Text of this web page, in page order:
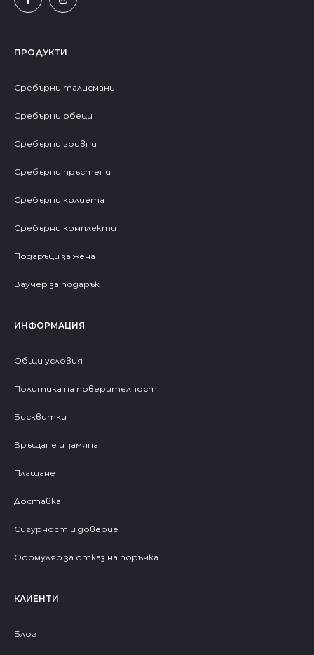
ПРОДУКТИ
Сребърни талисмани
Сребърни обеци
Сребърни гривни
Сребърни пръстени
Сребърни колиета
Сребърни комплекти
Подаръци за жена
Ваучер за подарък
ИНФОРМАЦИЯ
Общи условия
Политика на поверителност
Бисквитки
Връщане и замяна
Плащане
Доставка
Сигурност и доверие
Формуляр за отказ на поръчка
КЛИЕНТИ
Блог